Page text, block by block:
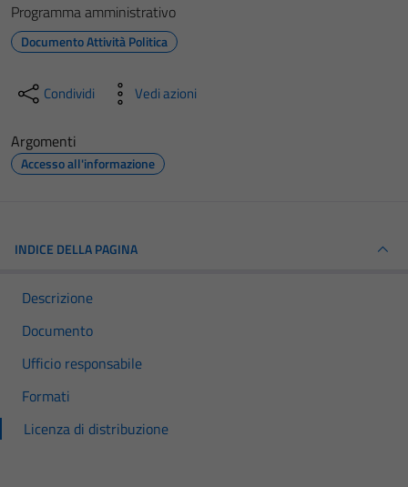
Programma amministrativo
Documento Attività Politica
Condividi Vedi azioni
Argomenti
Accesso all'informazione
INDICE DELLA PAGINA
Descrizione
Documento
Ufficio responsabile
Formati
Licenza di distribuzione